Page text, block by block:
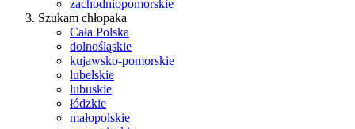
zachodniopomorskie
Szukam chłopaka
Cała Polska
dolnośląskie
kujawsko-pomorskie
lubelskie
lubuskie
łódzkie
małopolskie